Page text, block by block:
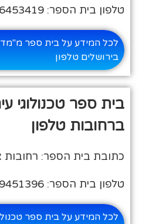
טלפון בית הספר: 02-6453419
לכל המידע על בית ספר מ"מד
בירושלים טלפון
בית ספר טכנולוגי
ברחובות טלפון
כתובת בית הספר: רחובות
טלפון בית הספר: 08-9451396
לכל המידע על בית ספר טכנולוגי